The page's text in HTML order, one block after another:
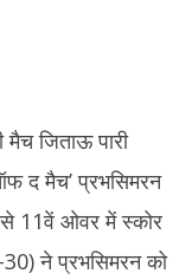
जिताऊ पारी
द मैच’ प्रभसिमरन
से 11वें ओवर में स्कोर
30) ने प्रभसिमरन को